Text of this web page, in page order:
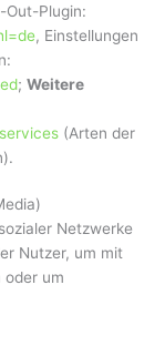
Out-Plugin:
, Einstellungen
; Weitere
(Arten der
Netzwerke
Nutzer, um mit
oder um